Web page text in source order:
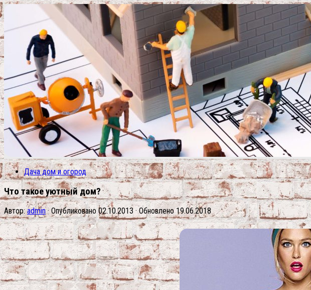
Дача дом и огород
Что такое уютный дом?
Автор:admin · Опубликовано02.10.2013· Обновлено19.06.2018